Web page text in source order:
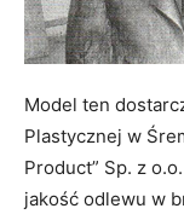
Model ten
Plastycznej w
Product” Sp. z
jakość odlewu w